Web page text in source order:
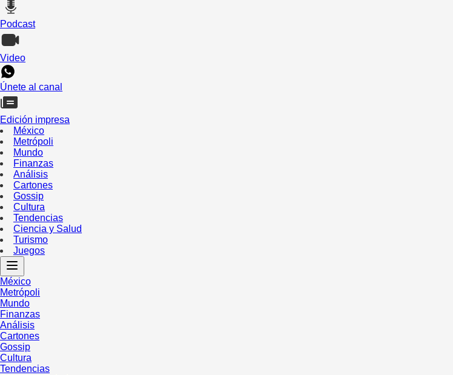
Podcast
Video
Únete al canal
Edición impresa
México
Metrópoli
Mundo
Finanzas
Análisis
Cartones
Gossip
Cultura
Tendencias
Ciencia y Salud
Turismo
Juegos
México
Metrópoli
Mundo
Finanzas
Análisis
Cartones
Gossip
Cultura
Tendencias